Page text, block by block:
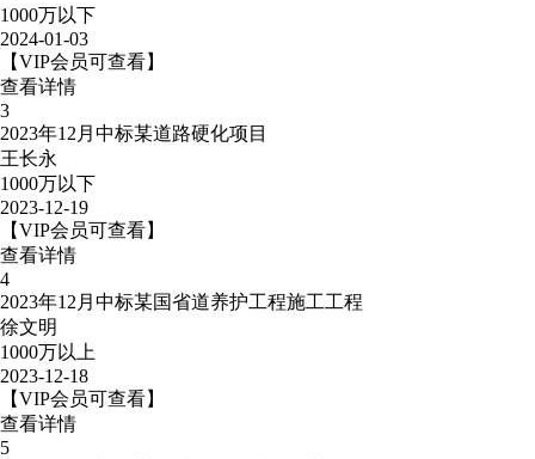
1000万以下
2024-01-03
【VIP会员可查看】
查看详情
3
2023年12月中标某道路硬化项目
王长永
1000万以下
2023-12-19
【VIP会员可查看】
查看详情
4
2023年12月中标某国省道养护工程施工工程
徐文明
1000万以上
2023-12-18
【VIP会员可查看】
查看详情
5